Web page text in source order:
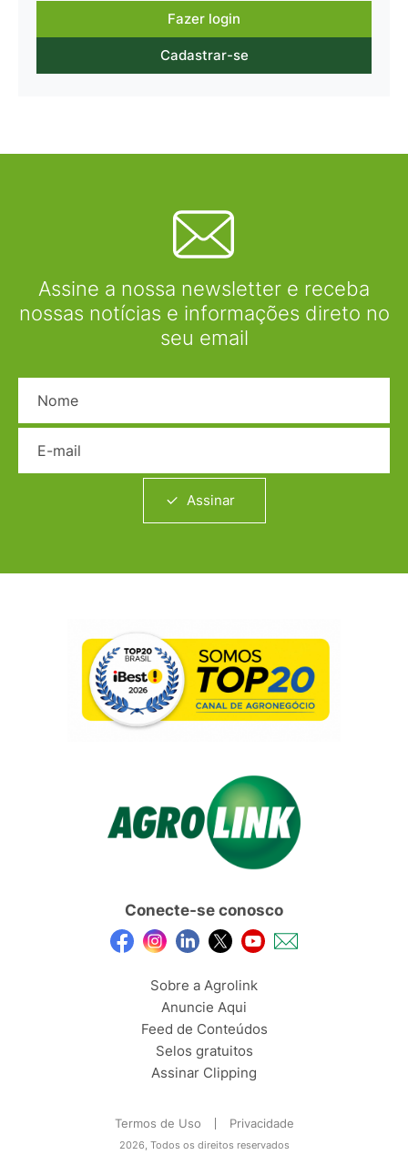
Fazer login
Cadastrar-se
Assine a nossa newsletter e receba
nossas notícias e informações direto no
seu email
Assinar
Conecte-se conosco
Sobre a Agrolink
Anuncie Aqui
Feed de Conteúdos
Selos gratuitos
Assinar Clipping
Termos de Uso Privacidade
2026, Todos os direitos reservados